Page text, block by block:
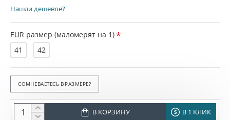
EUR размер (маломерят на 1)
41
42
В КОРЗИНУ В 1 КЛИК
Нашли дешевле?
СОМНЕВАЕТЕСЬ В РАЗМЕРЕ?